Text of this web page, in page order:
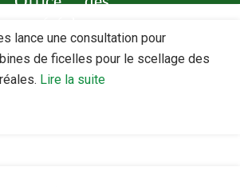
lance une consultation pour
de ficelles pour le scellage des
Lire la suite